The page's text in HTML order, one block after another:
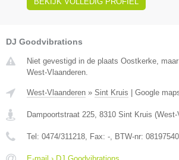
DJ Goodvibrations
Niet gevestigd in de plaats Oostkerke,
West-Vlaanderen.
West-Vlaanderen » Sint Kruis Google
Dampoortstraat 225 8310 Sint Kruis (West-
Tel: 0474/311218 , Fax: - , BTW-nr: